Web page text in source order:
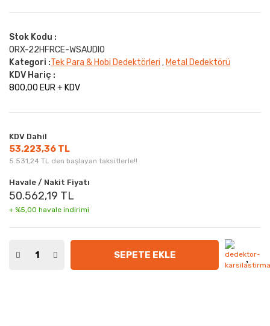
Stok Kodu :
ORX-22HFRCE-WSAUDIO
Kategori :Tek Para & Hobi Dedektörleri , Metal Dedektörü
KDV Hariç :
800,00 EUR + KDV
KDV Dahil
53.223,36 TL
5.531,24 TL den başlayan taksitlerle!!
Havale / Nakit Fiyatı
50.562,19 TL
+ %5,00 havale indirimi
SEPETE EKLE